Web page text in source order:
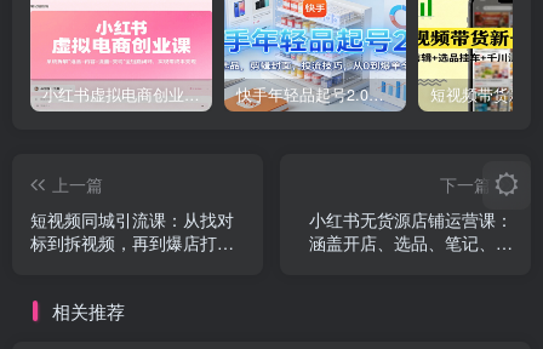
小红书虚拟电商创业课，系统拆解选品-内容-流量-变现，实现零成本变现 快手年轻品起号2.0：养号选品，剪辑封面，投流技巧，从0到爆单全流程
上一篇
短视频同城引流课：从找对
标到拆视频，再到爆店打
下一篇
小红书无货源店铺运营课：
涵盖开店、选品、笔记、发
相关推荐